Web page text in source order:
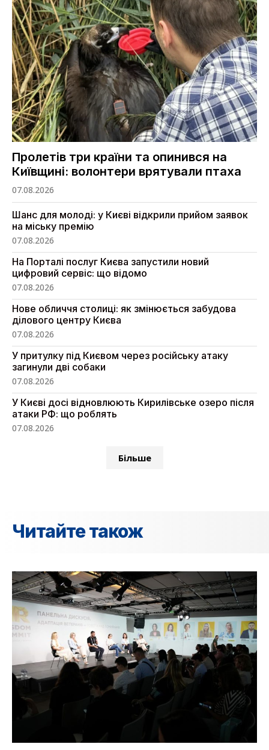
Пролетів три країни та опинився на
Київщині: волонтери врятували птаха
07.08.2026
Шанс для молоді: у Києві відкрили прийом заявок
на міську премію
07.08.2026
На Порталі послуг Києва запустили новий
цифровий сервіс: що відомо
07.08.2026
Нове обличчя столиці: як змінюється забудова
ділового центру Києва
07.08.2026
У притулку під Києвом через російську атаку
загинули дві собаки
07.08.2026
У Києві досі відновлюють Кирилівське озеро після
атаки РФ: що роблять
07.08.2026
Більше
Читайте також